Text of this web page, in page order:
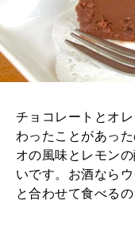
チョコレートとオ
わったことがあっ
オの風味とレモン
いです。お酒なら
と合わせて食べる